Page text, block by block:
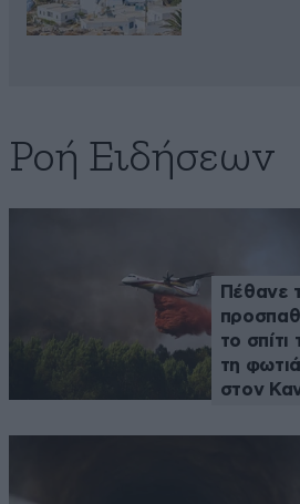
Ροή Ειδήσεων
Πέθανε
το
τη
στον